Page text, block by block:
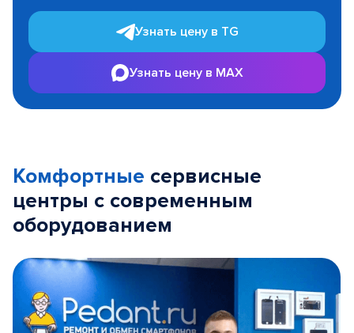
Узнать цену в TG
Узнать цену в MAX
Комфортные сервисные
центры с современным
оборудованием